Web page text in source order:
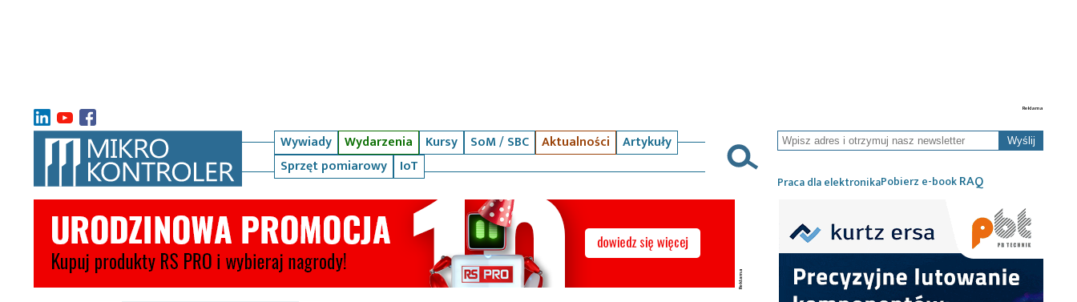
Wywiady Wydarzenia Kursy SoM / SBC Aktualności
Artykuły
Sprzęt pomiarowy
IoT
Wyślij
Praca dla elektronikaPobierz e-bookRAQ